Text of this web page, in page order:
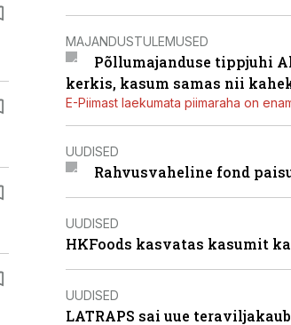
MAJANDUSTULEMUSED
Põllumajanduse tippjuhi
kerkis, kasum samas nii
E-Piimast laekumata piimaraha on
UUDISED
Rahvusvaheline fond
UUDISED
HKFoods kasvatas kasumit
UUDISED
LATRAPS sai uue